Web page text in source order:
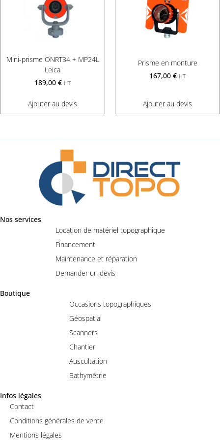
Mini-prisme ONRT34 + MP24L
Leica
189,00 € HT
Ajouter au devis
Prisme en monture
167,00 € HT
Ajouter au devis
Nos services
Location de matériel topographique
Financement
Maintenance et réparation
Demander un devis
Boutique
Occasions topographiques
Géospatial
Scanners
Chantier
Auscultation
Bathymétrie
Infos légales
Contact
Conditions générales de vente
Mentions légales